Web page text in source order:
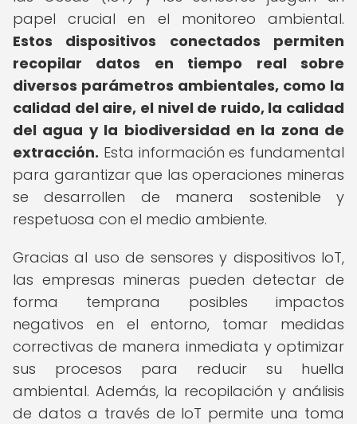
papel crucial en el monitoreo ambiental.
Estos dispositivos conectados permiten
recopilar datos en tiempo real sobre
diversos parámetros ambientales, como la
calidad del aire, el nivel de ruido, la calidad
del agua y la biodiversidad en la zona de
extracción. Esta información es fundamental
para garantizar que las operaciones mineras
se desarrollen de manera sostenible y
respetuosa con el medio ambiente.
Gracias al uso de sensores y dispositivos IoT,
las empresas mineras pueden detectar de
forma temprana posibles impactos
negativos en el entorno, tomar medidas
correctivas de manera inmediata y optimizar
sus procesos para reducir su huella
ambiental. Además, la recopilación y análisis
de datos a través de IoT permite una toma